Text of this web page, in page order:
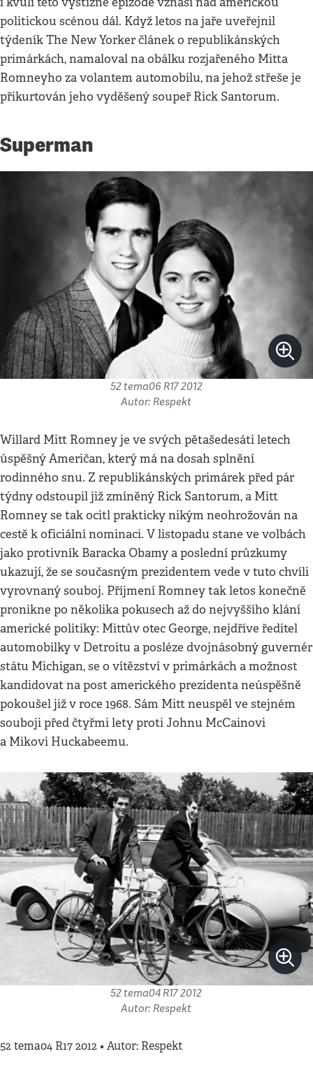
politickou scénou dál. Když letos na jaře uveřejnil
týdeník The New Yorker článek o republikánských
primárkách, namaloval na obálku rozjařeného Mitta
Romneyho za volantem automobilu, na jehož střeše je
přikurtován jeho vyděšený soupeř Rick Santorum.
Superman
52 tema06 R17 2012
Autor: Respekt
Willard Mitt Romney je ve svých pětašedesáti letech
úspěšný Američan, který má na dosah splnění
rodinného snu. Z republikánských primárek před pár
týdny odstoupil již zmíněný Rick Santorum, a Mitt
Romney se tak ocitl prakticky nikým neohrožován na
cestě k oficiální nominaci. V listopadu stane ve volbách
jako protivník Baracka Obamy a poslední průzkumy
ukazují, že se současným prezidentem vede v tuto chvíli
vyrovnaný souboj. Příjmení Romney tak letos konečně
pronikne po několika pokusech až do nejvyššího klání
americké politiky: Mittův otec George, nejdříve ředitel
automobilky v Detroitu a posléze dvojnásobný guvernér
státu Michigan, se o vítězství v primárkách a možnost
kandidovat na post amerického prezidenta neúspěšně
pokoušel již v roce 1968. Sám Mitt neuspěl ve stejném
souboji před čtyřmi lety proti Johnu McCainovi
a Mikovi Huckabeemu.
52 tema04 R17 2012
Autor: Respekt
52 tema04 R17 2012 • Autor: Respekt